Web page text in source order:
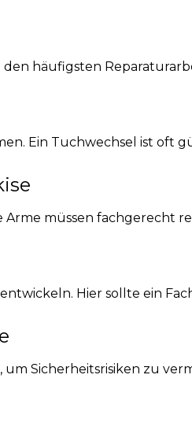
häufigsten
Ein Tuchwechsel ist oft
müssen fachgerecht
Hier sollte ein
Sicherheitsrisiken zu